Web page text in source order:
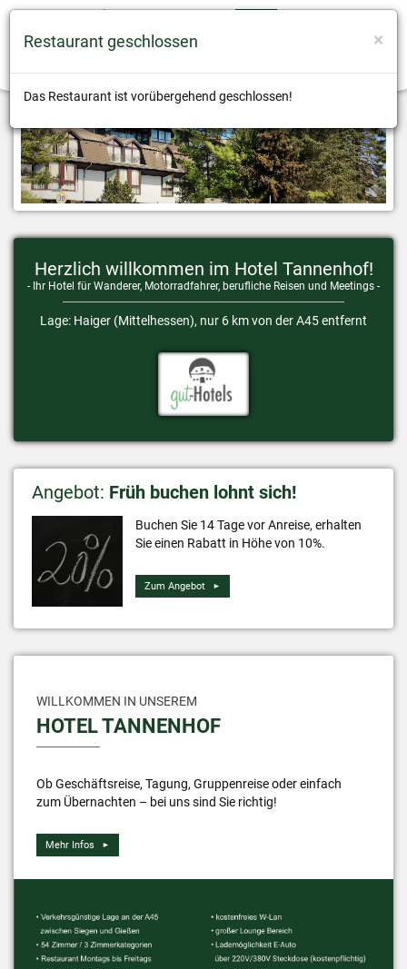
info@tannenhof-haiger.de
Herzlich willkommen im Hotel Tannenhof!
- Ihr Hotel für Wanderer, Motorradfahrer, berufliche Reisen und Meetings -
Lage: Haiger (Mittelhessen), nur 6 km von der A45 entfernt
Angebot: Früh buchen lohnt sich!
Buchen Sie 14 Tage vor Anreise, erhalten
Sie einen Rabatt in Höhe von 10%.
Zum Angebot
WILLKOMMEN IN UNSEREM
HOTEL TANNENHOF
Ob Geschäftsreise, Tagung, Gruppenreise oder einfach
zum Übernachten – bei uns sind Sie richtig!
Mehr Infos
×
Restaurant geschlossen
Das Restaurant ist vorübergehend geschlossen!